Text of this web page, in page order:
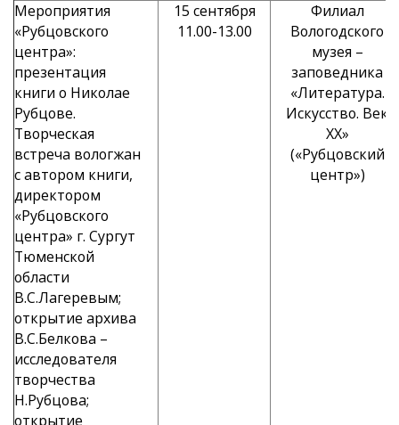
Мероприятия
«Рубцовского
центра»:
презентация
книги о Николае
Рубцове.
Творческая
встреча вологжан
с автором книги,
директором
«Рубцовского
центра» г. Сургут
Тюменской
области
В.С.Лагеревым;
открытие архива
В.С.Белкова –
исследователя
творчества
Н.Рубцова;
открытие
15 сентября
11.00-13.00
Филиал
Вологодского
музея –
заповедника
«Литература.
Искусство. Век
XX»
(«Рубцовский
центр»)